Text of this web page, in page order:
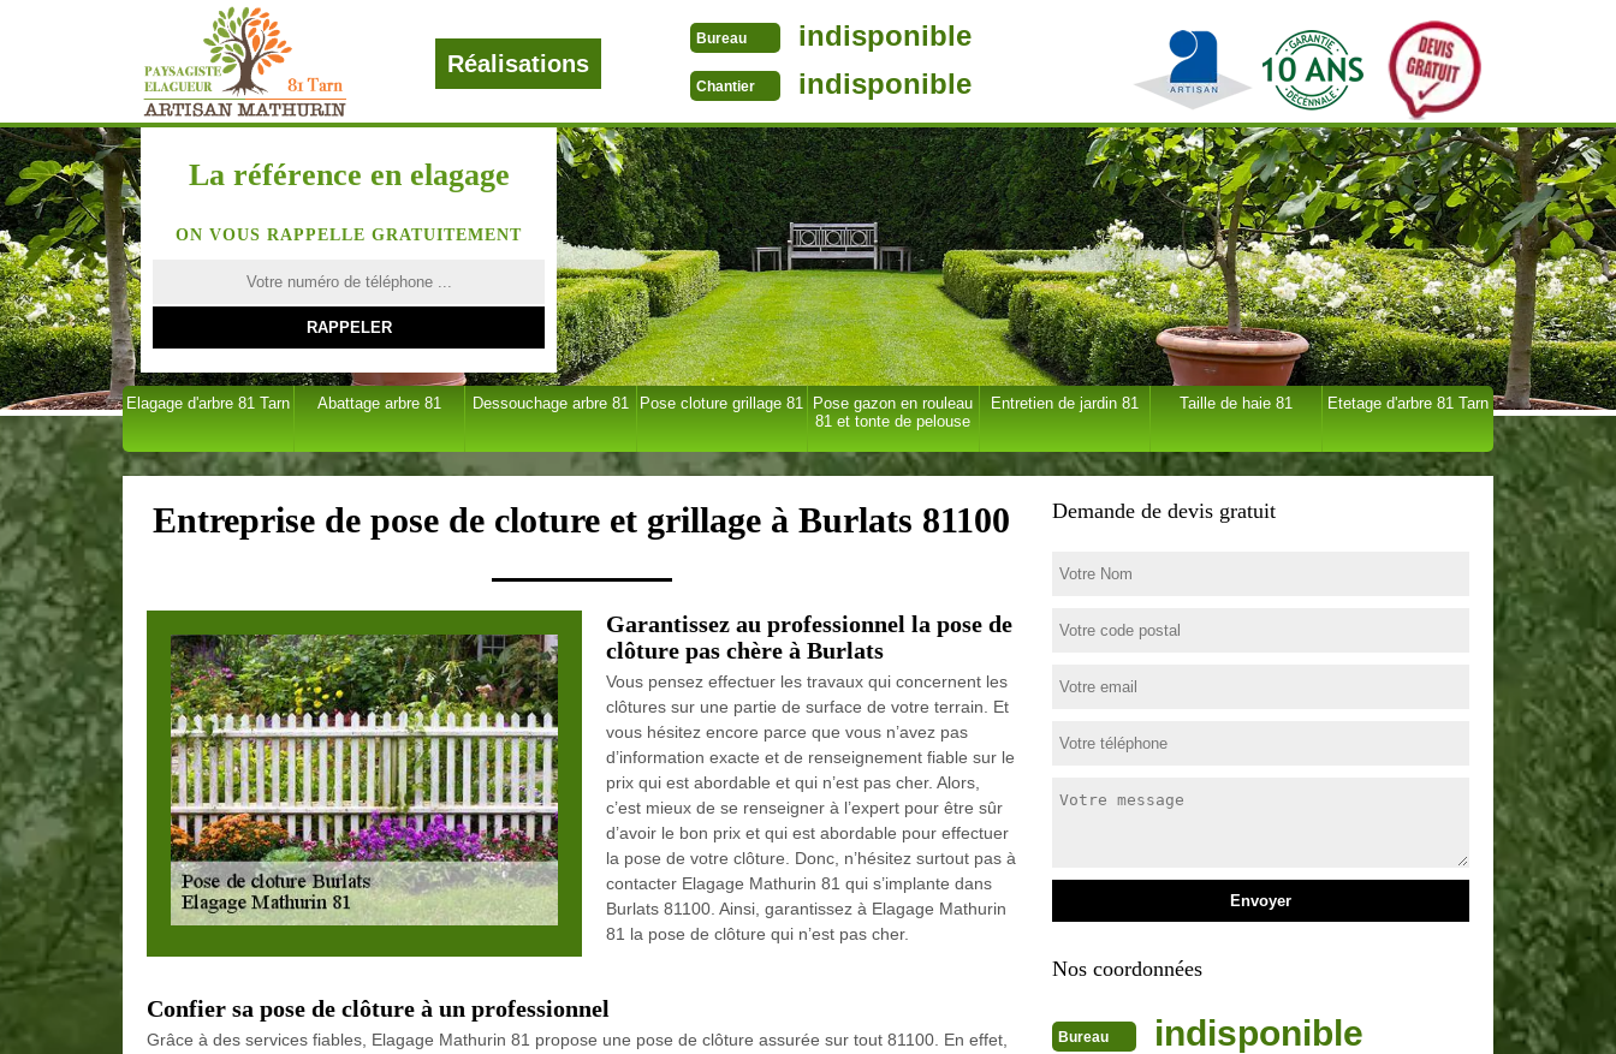
Réalisations
Bureau indisponible
Chantier indisponible
La référence en elagage
ON VOUS RAPPELLE GRATUITEMENT
Elagage d'arbre 81 Tarn Abattage arbre 81 Dessouchage arbre 81 Pose cloture grillage 81
Pose gazon en rouleau
81 et tonte de pelouse
Entretien de jardin 81 Taille de haie 81 Etetage d'arbre 81 Tarn
Entreprise de pose de cloture et grillage à Burlats 81100
Garantissez au professionnel la pose de
clôture pas chère à Burlats
Vous pensez effectuer les travaux qui concernent les
clôtures sur une partie de surface de votre terrain. Et
vous hésitez encore parce que vous n’avez pas
d’information exacte et de renseignement fiable sur le
prix qui est abordable et qui n’est pas cher. Alors,
c’est mieux de se renseigner à l’expert pour être sûr
d’avoir le bon prix et qui est abordable pour effectuer
la pose de votre clôture. Donc, n’hésitez surtout pas à
contacter Elagage Mathurin 81 qui s’implante dans
Burlats 81100. Ainsi, garantissez à Elagage Mathurin
81 la pose de clôture qui n’est pas cher.
Confier sa pose de clôture à un professionnel
Grâce à des services fiables, Elagage Mathurin 81 propose une pose de clôture assurée sur tout 81100. En effet,
Demande de devis gratuit
Nos coordonnées
Bureau indisponible